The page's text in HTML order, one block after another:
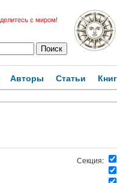
делитесь с миром!
Авторы Статьи
Секция: